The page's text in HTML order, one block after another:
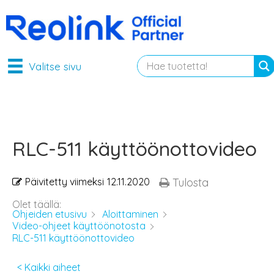
Valitse sivu
RLC-511 käyttöönottovideo
Päivitetty viimeksi 12.11.2020 Tulosta
Olet täällä:
Ohjeiden etusivu
Aloittaminen
Video-ohjeet käyttöönotosta
RLC-511 käyttöönottovideo
< Kaikki aiheet